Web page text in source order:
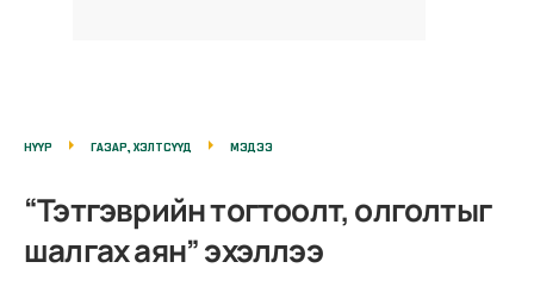
НҮҮР ГАЗАР, ХЭЛТСҮҮД МЭДЭЭ
“Тэтгэврийн тогтоолт, олголтыг
шалгах аян” эхэллээ